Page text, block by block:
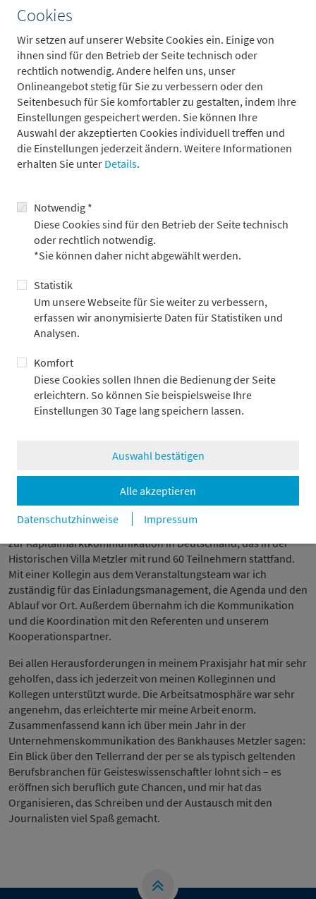
Cookies
Wir setzen auf unserer Website Cookies ein. Einige von
ihnen sind für den Betrieb der Seite technisch oder
rechtlich notwendig. Andere helfen uns, unser
Onlineangebot stetig für Sie zu verbessern oder den
Seitenbesuch für Sie komfortabler zu gestalten, indem Ihre
Einstellungen gespeichert werden. Sie können Ihre
Auswahl der akzeptierten Cookies individuell treffen und
die Einstellungen jederzeit ändern. Weitere Informationen
erhalten Sie unter Details.
Notwendig *
Diese Cookies sind für den Betrieb der Seite technisch
oder rechtlich notwendig.
*Sie können daher nicht abgewählt werden.
Statistik
Um unsere Webseite für Sie weiter zu verbessern,
erfassen wir anonymisierte Daten für Statistiken und
Analysen.
Komfort
Diese Cookies sollen Ihnen die Bedienung der Seite
erleichtern. So können Sie beispielsweise Ihre
Einstellungen 30 Tage lang speichern lassen.
Auswahl bestätigen
Alle akzeptieren
Datenschutzhinweise
Impressum
Kurze Zeit später lud mich Metzler zu einem
Bewerbungsgespräch nach Frankfurt am Main ein. Es war ein
sehr offenes und angenehmes Gespräch mit zwei Mitarbeite­
rinnen aus der Personalabteilung und aus der
Unternehmenskommunikation. In dem Gespräch nahmen mir
beide zudem die Bedenken, dass ich durch mein
geisteswissenschaftliches Studium als „Quereinsteigerin“
gelten würde – in der Unternehmenskommunikation gibt es
beispielsweise Mitarbeiter mit einem Studienabschluss in
Kunstpädagogik, Geografie, Altphilologie oder Ethnologie. Nur
wenige Tage später bekam ich die Zusage für das Praxisjahr in
Einen Monat später begann ich beim Bankhaus Metzler. Am
ersten Tag wartete bereits eine Mappe voller Projekte auf mich,
das war anfangs natürlich viel, meine Kolleginnen und Kollegen
waren aber von Beginn an hilfsbereit und sehr offen, und so
Hauptaufgaben zählte die klassische Pressearbeit, wie die
Abwicklung von Interviewanfragen und die Vor- und
Nachbereitung der Interviews. Dazu kam die Organisation von
Pressegesprächen mit Experten aus dem Bankhaus zu
verfasste ich Briefe, Reden und Textbeiträge und lernte so, wie
Ghostwriter arbeiten. Besonders spannend fand ich, dass ich
mich intensiv mit den unterschiedlichsten Themen
auseinandersetzen musste. Hierfür tauschte ich mich mit den
Daneben kümmerte ich mich um organisatorische und
Pflege der datenbankgestützten Presseverteiler.
Zudem übernahm ich die Betreuung eines größeren Projekts,
wie die Organisation von „Investors Darling“, einem Workshop
zur Kapitalmarktkommunikation in Deutschland, das in der
Historischen Villa Metzler mit rund 60 Teilnehmern stattfand.
Mit einer Kollegin aus dem Veranstaltungsteam war ich
zuständig für das Einladungsmanagement, die Agenda und den
Ablauf vor Ort. Außerdem über­nahm ich die Kommunikation
und die Koordination mit den Referenten und unserem
Kooperationspartner.
Bei allen Herausforderungen in meinem Praxisjahr hat mir sehr
geholfen, dass ich jederzeit von meinen Kolleginnen und
Kollegen unterstützt wurde. Die Arbeitsatmosphäre war sehr
angenehm, das erleichterte mir meine Arbeit enorm.
Zusammenfassend kann ich über mein Jahr in der
Unternehmenskommunikation des Bankhauses Metzler sagen:
Ein Blick über den Tellerrand der per se als typisch geltenden
Berufsbranchen für Geisteswissenschaftler lohnt sich – es
eröffnen sich beruflich gute Chancen, und mir hat das
Organisieren, das Schreiben und der Austausch mit den
Journalisten viel Spaß gemacht.